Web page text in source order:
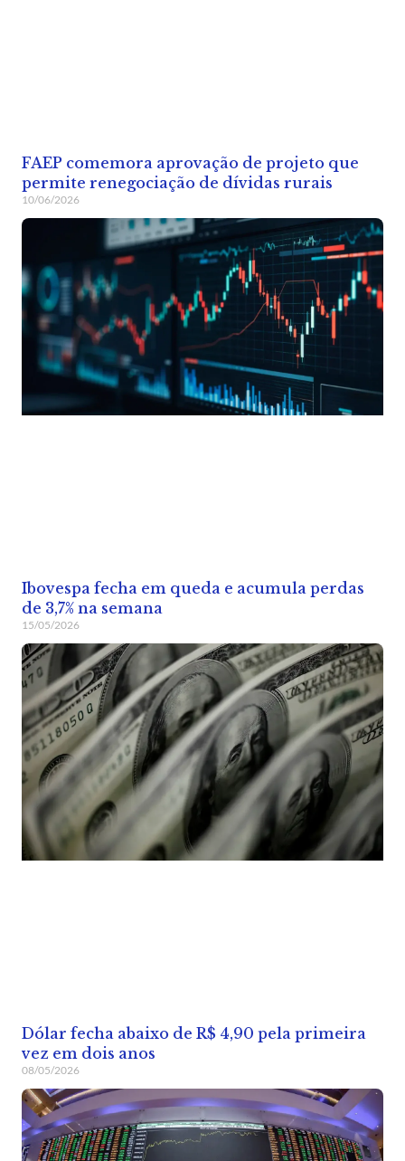
FAEP comemora aprovação de projeto que
permite renegociação de dívidas rurais
10/06/2026
Ibovespa fecha em queda e acumula perdas
de 3,7% na semana
15/05/2026
Dólar fecha abaixo de R$ 4,90 pela primeira
vez em dois anos
08/05/2026